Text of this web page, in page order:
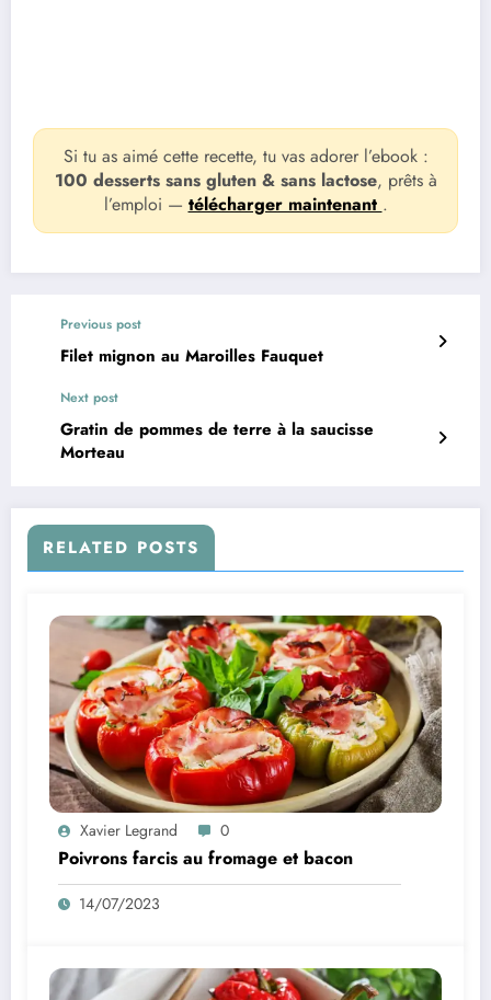
Si tu as aimé cette recette, tu vas adorer l’ebook :
100 desserts sans gluten & sans lactose, prêts à
l’emploi — télécharger maintenant .
Previous post
Filet mignon au Maroilles Fauquet
Next post
Gratin de pommes de terre à la saucisse
Morteau
RELATED POSTS
Xavier Legrand 0
Poivrons farcis au fromage et bacon
14/07/2023